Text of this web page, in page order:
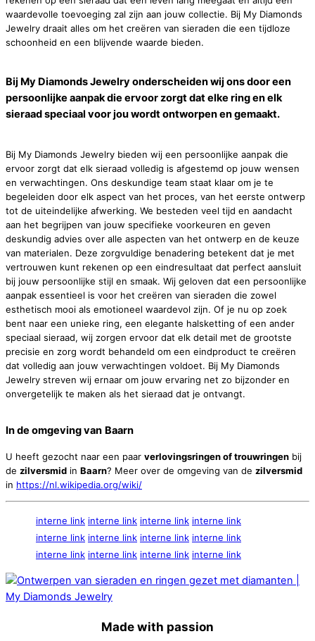
waardevolle toevoeging zal zijn aan jouw collectie. Bij My Diamonds
Jewelry draait alles om het creëren van sieraden die een tijdloze
schoonheid en een blijvende waarde bieden.
Bij My Diamonds Jewelry onderscheiden wij ons door een
persoonlijke aanpak die ervoor zorgt dat elke ring en elk
sieraad speciaal voor jou wordt ontworpen en gemaakt.
Bij My Diamonds Jewelry bieden wij een persoonlijke aanpak die
ervoor zorgt dat elk sieraad volledig is afgestemd op jouw wensen
en verwachtingen. Ons deskundige team staat klaar om je te
begeleiden door elk aspect van het proces, van het eerste ontwerp
tot de uiteindelijke afwerking. We besteden veel tijd en aandacht
aan het begrijpen van jouw specifieke voorkeuren en geven
deskundig advies over alle aspecten van het ontwerp en de keuze
van materialen. Deze zorgvuldige benadering betekent dat je met
vertrouwen kunt rekenen op een eindresultaat dat perfect aansluit
bij jouw persoonlijke stijl en smaak. Wij geloven dat een persoonlijke
aanpak essentieel is voor het creëren van sieraden die zowel
esthetisch mooi als emotioneel waardevol zijn. Of je nu op zoek
bent naar een unieke ring, een elegante halsketting of een ander
speciaal sieraad, wij zorgen ervoor dat elk detail met de grootste
precisie en zorg wordt behandeld om een eindproduct te creëren
dat volledig aan jouw verwachtingen voldoet. Bij My Diamonds
Jewelry streven wij ernaar om jouw ervaring net zo bijzonder en
onvergetelijk te maken als het sieraad dat je ontvangt.
In de omgeving van Baarn
U heeft gezocht naar een paar verlovingsringen of trouwringen bij
de zilversmid in Baarn? Meer over de omgeving van de zilversmid
in https://nl.wikipedia.org/wiki/
interne link interne link interne link interne link
interne link interne link interne link interne link
interne link interne link interne link interne link
Made with passion